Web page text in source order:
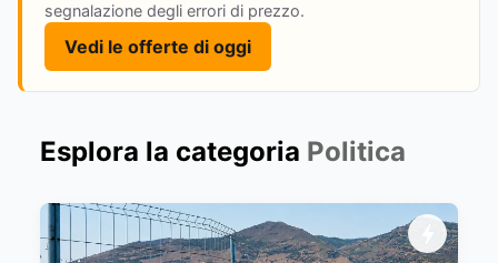
segnalazione degli errori di prezzo.
Vedi le offerte di oggi
Esplora la categoria Politica